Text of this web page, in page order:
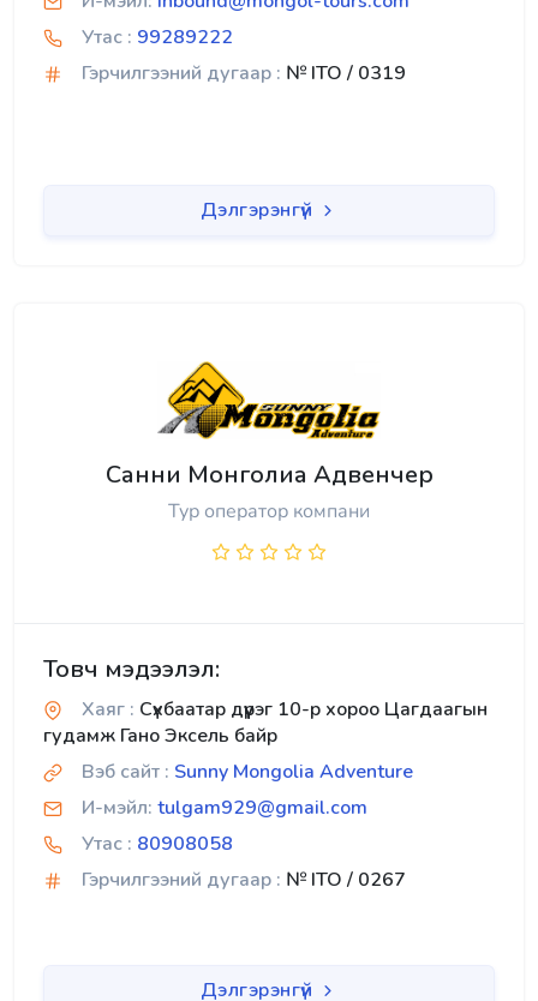
Утас : 99289222
Гэрчилгээний дугаар : № ITO / 0319
Дэлгэрэнгүй
Санни Монголиа Адвенчер
Тур оператор компани
Товч мэдээлэл:
Хаяг : Сүхбаатар дүүрэг 10-р хороо Цагдаагын
гудамж Гано Эксель байр
Вэб сайт : Sunny Mongolia Adventure
И-мэйл: tulgam929@gmail.com
Утас : 80908058
Гэрчилгээний дугаар : № ITO / 0267
Дэлгэрэнгүй